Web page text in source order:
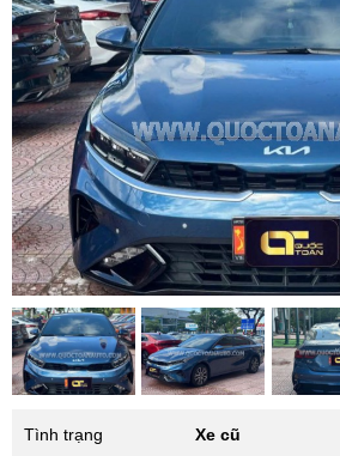
Tình trạng Xe cũ